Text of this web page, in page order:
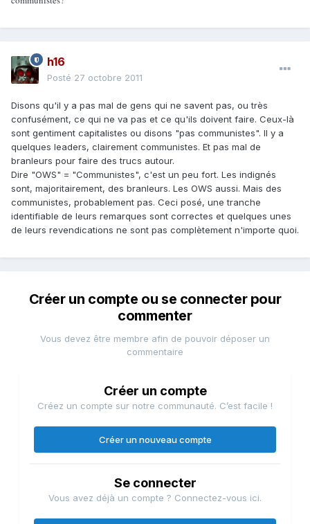
h16
Posté 27 octobre 2011
Disons qu'il y a pas mal de gens qui ne savent pas, ou très
confusément, ce qui ne va pas et ce qu'ils doivent faire. Ceux-là
sont gentiment capitalistes ou disons "pas communistes". Il y a
quelques leaders, clairement communistes. Et pas mal de
branleurs pour faire des trucs autour.
Dire "OWS" = "Communistes", c'est un peu fort. Les indignés
sont, majoritairement, des branleurs. Les OWS aussi. Mais des
communistes, probablement pas. Ceci posé, une tranche
identifiable de leurs remarques sont correctes et quelques unes
de leurs revendications ne sont pas complètement n'importe quoi.
Créer un compte ou se connecter pour
commenter
Vous devez être membre afin de pouvoir déposer un
commentaire
Créer un compte
Créez un compte sur notre communauté. C’est facile !
Créer un nouveau compte
Se connecter
Vous avez déjà un compte ? Connectez-vous ici.